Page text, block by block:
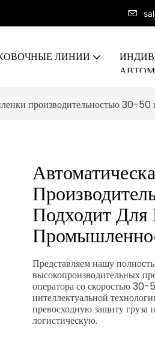
ЛИНИИ
производительностью 30-50
Подходит Для
Представляем нашу
высокопроизводительных
оператора со скоростью 30-
интеллектуальной
превосходную защиту груза
логистическую.